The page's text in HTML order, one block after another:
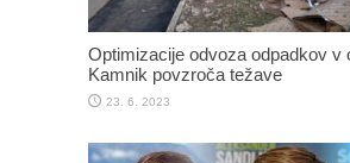
Optimizacije odvoza odpadkov v
Kamnik povzroča težave
23. 6. 2023